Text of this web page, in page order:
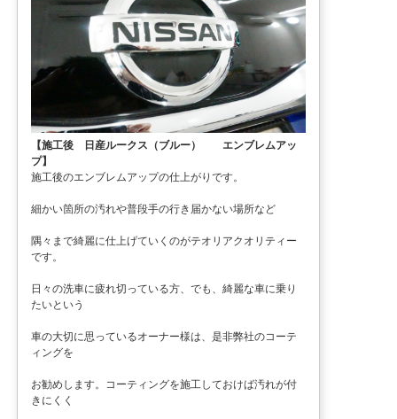
【施工後 日産ルークス（ブルー） エンブレムアッ
プ】
施工後のエンブレムアップの仕上がりです。
細かい箇所の汚れや普段手の行き届かない場所など
隅々まで綺麗に仕上げていくのがテオリアクオリティー
です。
日々の洗車に疲れ切っている方、でも、綺麗な車に乗り
たいという
車の大切に思っているオーナー様は、是非弊社のコーテ
ィングを
お勧めします。コーティングを施工しておけば汚れが付
きにくく